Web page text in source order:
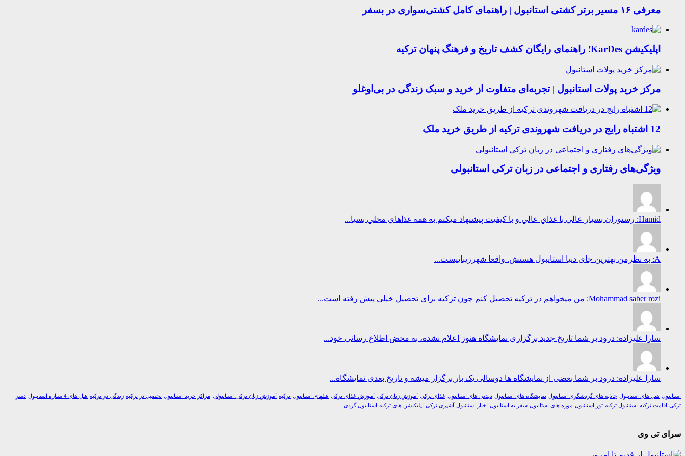
معرفی ۱۶ مسیر برتر کشتی استانبول | راهنمای کامل کشتی‌سواری در بسفر
اپلیکیشن KarDes؛ راهنمای رایگان کشف تاریخ و فرهنگ پنهان ترکیه
مرکز خرید پولات استانبول | تجربه‌ای متفاوت از خرید و سبک زندگی در بی‌اوغلو
12 اشتباه رایج در دریافت شهروندی ترکیه از طریق خرید ملک
ویژگی‌های رفتاری و اجتماعی در زبان ترکی استانبولی
Hamid: رستوران بسيار عالي با غذاي عالي و با كيفيت پيشنهاد ميكنم به همه غذاهاي محلي بسيا...
A: به نظرمن بهترین جای دنیا استانبول هستش. واقعا شهرزیباییست...
Mohammad saber rozi: من میخواهم در ترکیه تحصیل کنم چون ترکیه برای تحصیل خیلی پیش رفته است...
سارا علیزاده: درود بر شما تاریخ جدید برگزاری نمایشگاه هنوز اعلام نشده، به محض اطلاع رسانی خود...
سارا علیزاده: درود بر شما بعضی از نمایشگاه ها دوسالی یک بار برگزار میشه و تاریخ بعدی نمایشگاه...
استانبول هتل های استانبول جاذبه های گردشگری استانبول نمایشگاه های استانبول دیدنی های استانبول غذای ترکی آموزش زبان ترکی آموزش غذای ترکی هتلهای استانبول ترکیه آموزش زبان ترکی استانبولی مراکز خرید استانبول تحصیل در ترکیه زندگی در ترکیه هتل های 4 ستاره استانبول
دسر
ترکی
اقامت ترکیه استانبول ترکیه تور استانبول موزه های استانبول سفر به استانبول اخبار استانبول آشپزی ترکی اپلیکیشن های ترکیه استانبول گردی
سرای تی وی